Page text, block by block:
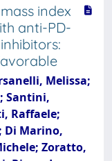
index
anti-PD-
Melissa;
Santini,
Raffaele;
Di Marino,
Zoratto,